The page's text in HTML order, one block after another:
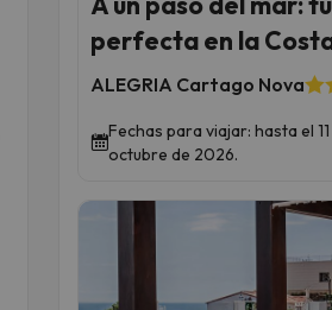
perfecta en la
ALEGRIA Cartago Nova
Fechas para viajar: hasta el
octubre de 2026.